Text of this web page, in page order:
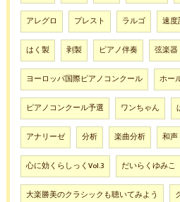
アレグロ プレスト ラルゴ 速
はく製 剥製 ピアノ伴奏 弦楽器
ヨーロッパ国際ピアノコンクール ホー
ピアノコンクール予選 ワンちゃん
アナリーゼ 分析 楽曲分析 和声
心に効くらしっくVol.3 だいらくゆみこ
大楽勝美のクラシックも聴いてみよう